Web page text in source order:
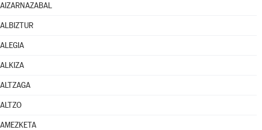
AIZARNAZABAL
ALBIZTUR
ALEGIA
ALKIZA
ALTZAGA
ALTZO
AMEZKETA